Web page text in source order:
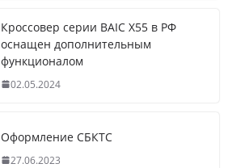
Кроссовер серии BAIC X55 в РФ
оснащен дополнительным
функционалом
02.05.2024
Оформление СБКТС
27.06.2023